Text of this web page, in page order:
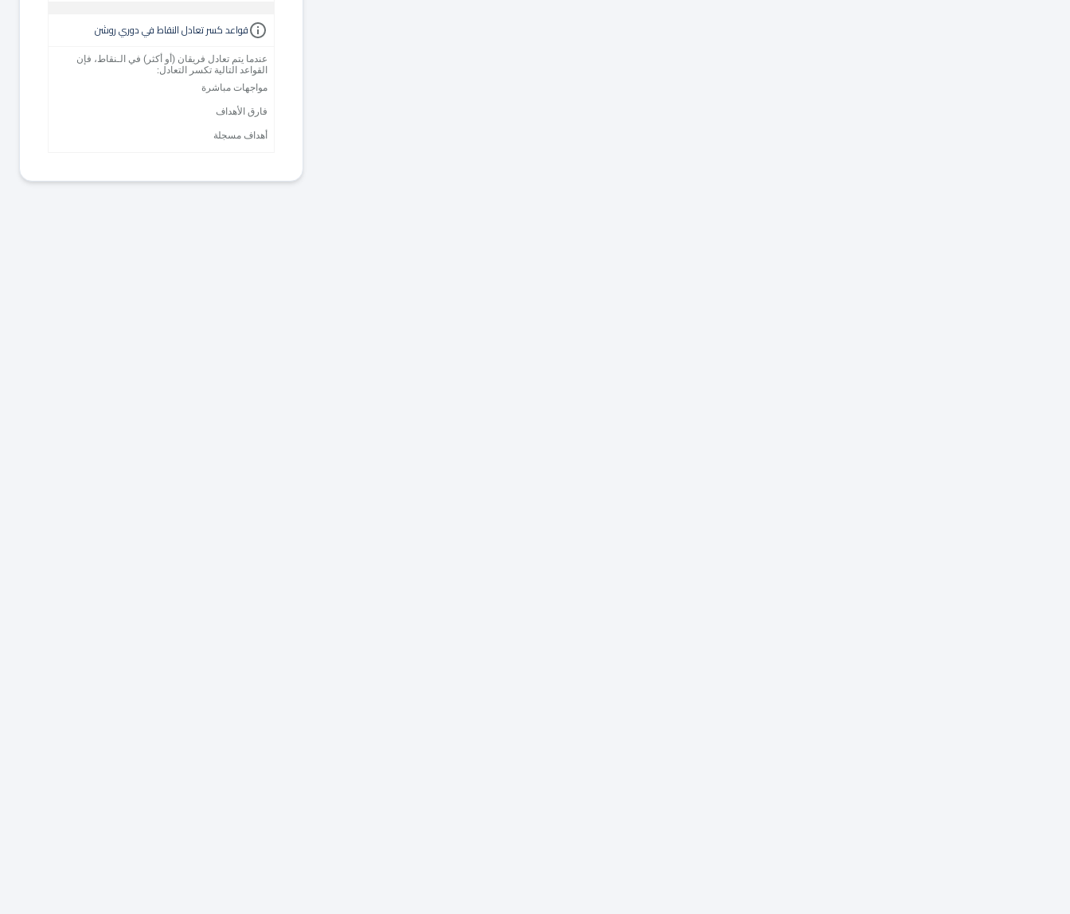
قواعد كسر تعادل النقاط في دوري روشن
عندما يتم تعادل فريقان (أو أكثر) في الـنقاط، فإن
القواعد التالية تكسر التعادل:
مواجهات مباشرة
فارق الأهداف
أهداف مسجلة